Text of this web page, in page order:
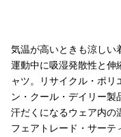
気温が高いときも涼しい
運動中に吸湿発散性と伸
ャツ。リサイクル・ポ
ン・クール・デイリー製
汗だくになるウェア内の
フェアトレード・サーテ